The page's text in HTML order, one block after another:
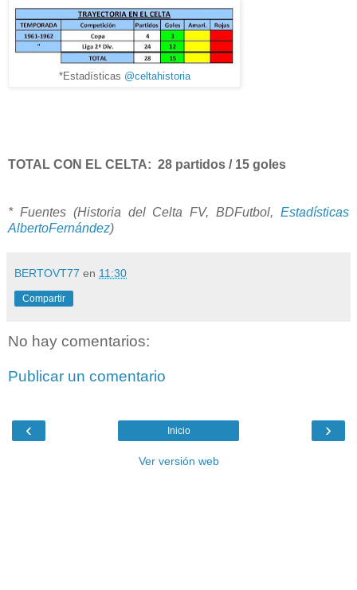
*Estadísticas @celtahistoria
TOTAL CON EL CELTA: 28 partidos / 15 goles
* Fuentes (Historia del Celta FV, BDFutbol, Estadísticas
AlbertoFernández)
BERTOVT77 en 11:30
Compartir
No hay comentarios:
Publicar un comentario
‹ ›
Inicio
Ver versión web